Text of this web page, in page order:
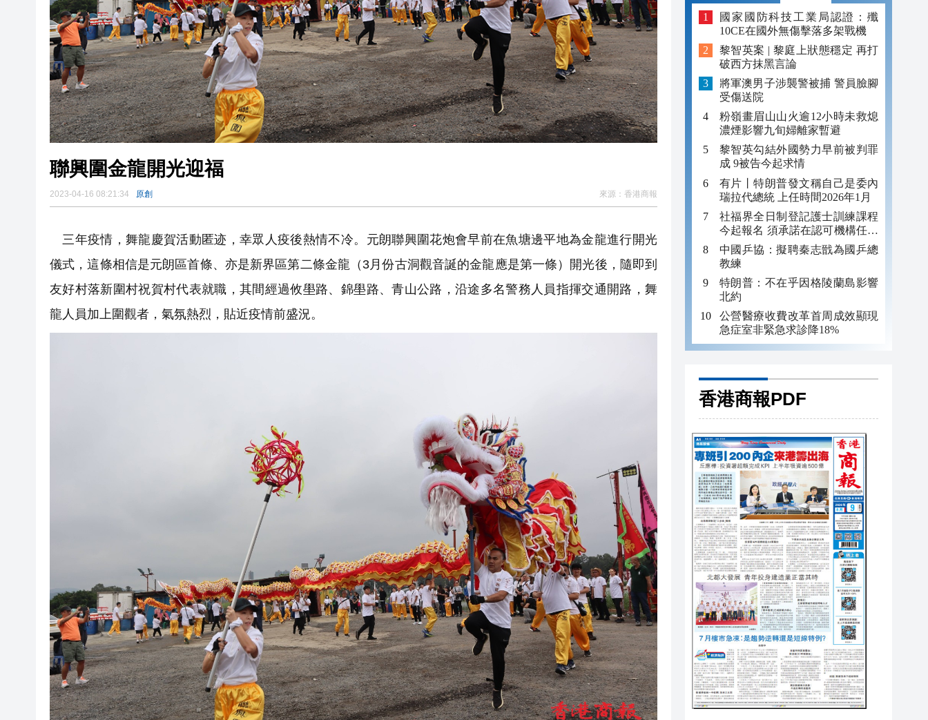
梁振英率港區全國政協委員考察團來瓊考察
20:42
2025年海南儋州以舊換新帶動消費約18億元
20:41
山東26戶省屬國企去年合計營收2.58萬億 利潤總額近936億
20:40
瀋陽鐵西校園閱讀活動解鎖閱讀新玩法
20:39
聯興圍金龍開光迎福
2023-04-16 08:21:34 原創 來源： 香港商報
三年疫情，舞龍慶賀活動匿迹，幸眾人疫後熱情不冷。元朗聯興圍花炮會早前在魚塘邊平地為金龍進行開光
儀式，這條相信是元朗區首條、亦是新界區第二條金龍（3月份古洞觀音誕的金龍應是第一條）開光後，隨即到
友好村落新圍村祝賀村代表就職，其間經過攸壆路、錦壆路、青山公路，沿途多名警務人員指揮交通開路，舞
龍人員加上圍觀者，氣氛熱烈，貼近疫情前盛況。
國家國防科技工業局認證：殲
10CE在國外無傷擊落多架戰機
黎智英案 | 黎庭上狀態穩定 再打
破西方抹黑言論
將軍澳男子涉襲警被捕 警員臉腳
受傷送院
粉嶺畫眉山山火逾12小時未救熄
濃煙影響九旬婦離家暫避
黎智英勾結外國勢力早前被判罪
成 9被告今起求情
有片丨特朗普發文稱自己是委內
瑞拉代總統 上任時間2026年1月
社福界全日制登記護士訓練課程
今起報名 須承諾在認可機構任職
至少三年
中國乒協：擬聘秦志戩為國乒總
教練
特朗普：不在乎因格陵蘭島影響
北約
公營醫療收費改革首周成效顯現
急症室非緊急求診降18%
香港商報PDF